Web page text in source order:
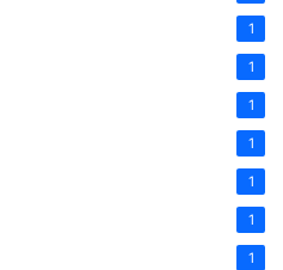
1
1
1
1
1
1
1